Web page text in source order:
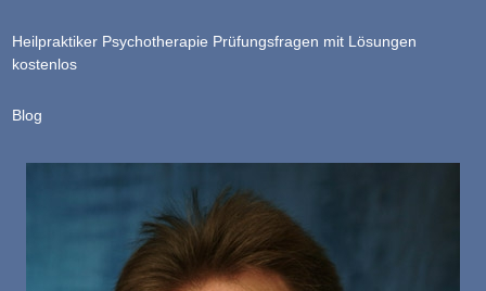
Heilpraktiker Psychotherapie Prüfungsfragen mit Lösungen
kostenlos
Blog